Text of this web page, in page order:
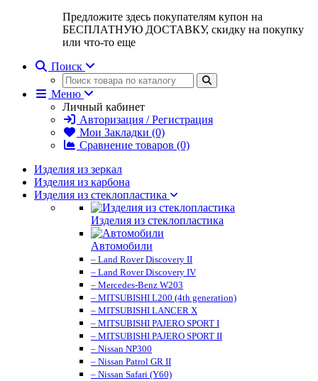
Предложите здесь покупателям купон на
БЕСПЛАТНУЮ ДОСТАВКУ, скидку на покупку
или что-то еще
Поиск
Меню
Личный кабинет
Авторизация / Регистрация
Мои Закладки (0)
Сравнение товаров (0)
Изделия из зеркал
Изделия из карбона
Изделия из стеклопластика
Изделия из стеклопластика
Автомобили
– Land Rover Discovery II
– Land Rover Discovery IV
– Mercedes-Benz W203
– MITSUBISHI L200 (4th generation)
– MITSUBISHI LANCER X
– MITSUBISHI PAJERO SPORT I
– MITSUBISHI PAJERO SPORT II
– Nissan NP300
– Nissan Patrol GR II
– Nissan Safari (Y60)